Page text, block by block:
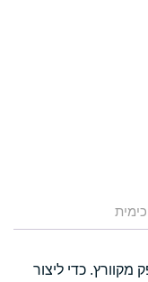
מקוורץ. כדי ליצור